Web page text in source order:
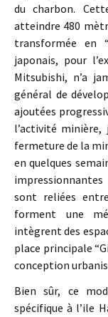
du charbon.
atteindre 480
transformée en
japonais, pour
Mitsubishi, n’a
général de
ajoutées
l’activité minière,
fermeture de la
en quelques
sont reliées
forment une
intègrent des
place principale
conception
Bien sûr, ce
spécifique à l’ile